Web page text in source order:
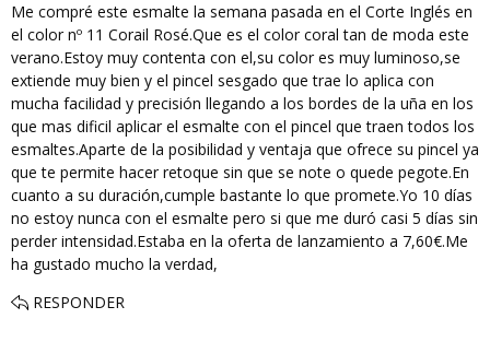
Me compré este esmalte la semana pasada en el Corte Inglés en
el color nº 11 Corail Rosé.Que es el color coral tan de moda este
verano.Estoy muy contenta con el,su color es muy luminoso,se
extiende muy bien y el pincel sesgado que trae lo aplica con
mucha facilidad y precisión llegando a los bordes de la uña en los
que mas dificil aplicar el esmalte con el pincel que traen todos los
esmaltes.Aparte de la posibilidad y ventaja que ofrece su pincel ya
que te permite hacer retoque sin que se note o quede pegote.En
cuanto a su duración,cumple bastante lo que promete.Yo 10 días
no estoy nunca con el esmalte pero si que me duró casi 5 días sin
perder intensidad.Estaba en la oferta de lanzamiento a 7,60€.Me
ha gustado mucho la verdad,
RESPONDER